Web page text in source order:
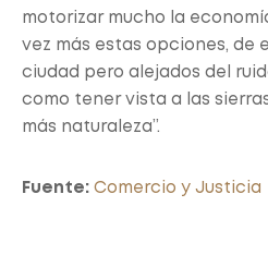
motorizar mucho la
vez más estas opciones, de
ciudad pero alejados del
como tener vista a las
más naturaleza”.
Fuente: Comercio y Justicia